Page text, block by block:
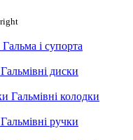
Гальма і супорта
Гальмівні диски
Гальмівні колодки
Гальмівні ручки